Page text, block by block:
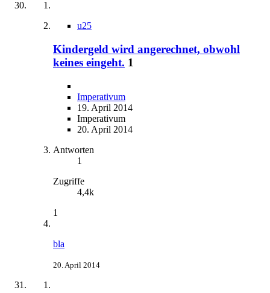
u25
Kindergeld wird angerechnet, obwohl
keines eingeht. 1
Imperativum
19. April 2014
Imperativum
20. April 2014
Antworten
1
Zugriffe
4,4k
1
bla
20. April 2014